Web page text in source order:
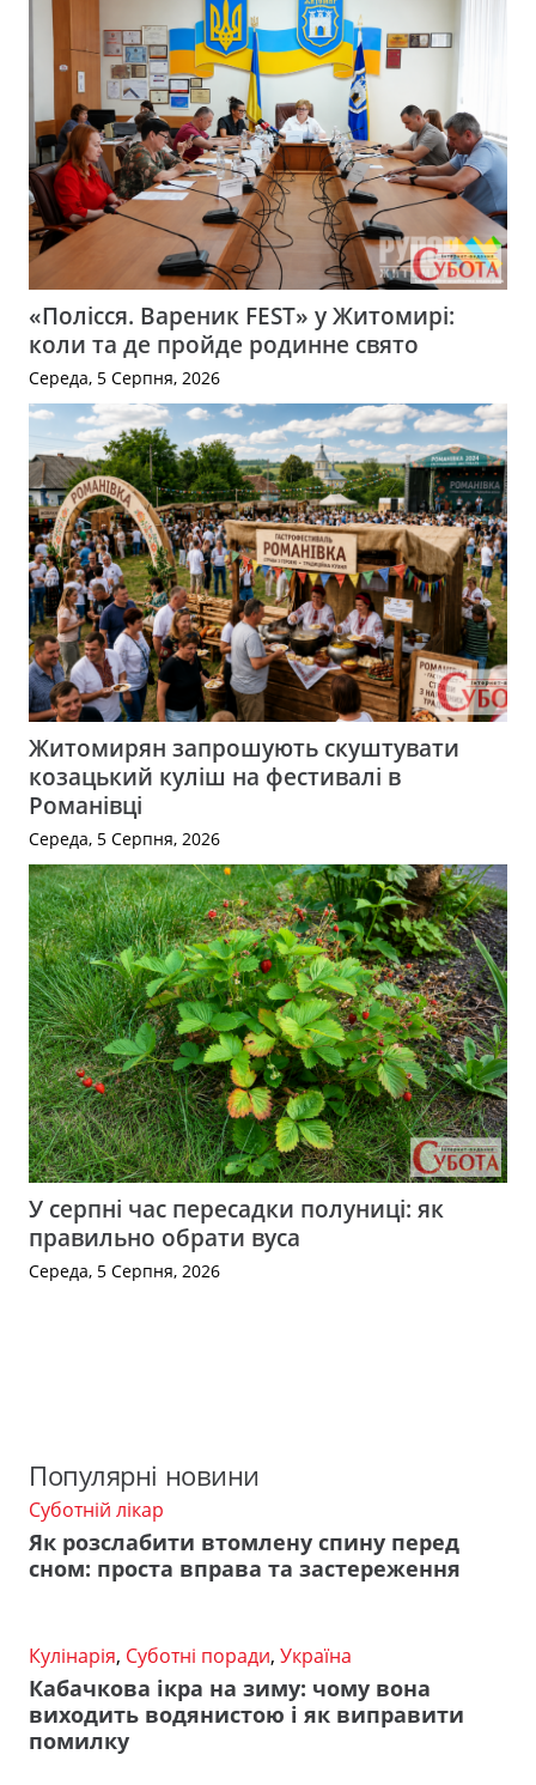
«Полісся. Вареник FEST» у Житомирі:
коли та де пройде родинне свято
Середа, 5 Серпня, 2026
Житомирян запрошують скуштувати
козацький куліш на фестивалі в
Романівці
Середа, 5 Серпня, 2026
У серпні час пересадки полуниці: як
правильно обрати вуса
Середа, 5 Серпня, 2026
Популярні новини
Суботній лікар
Як розслабити втомлену спину перед
сном: проста вправа та застереження
Кулінарія, Суботні поради, Україна
Кабачкова ікра на зиму: чому вона
виходить водянистою і як виправити
помилку